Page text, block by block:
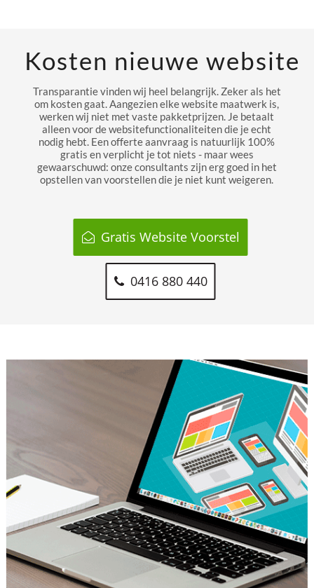
Kosten nieuwe website
Transparantie vinden wij heel belangrijk. Zeker als het
om kosten gaat. Aangezien elke website maatwerk is,
werken wij niet met vaste pakketprijzen. Je betaalt
alleen voor de websitefunctionaliteiten die je echt
nodig hebt. Een offerte aanvraag is natuurlijk 100%
gratis en verplicht je tot niets - maar wees
gewaarschuwd: onze consultants zijn erg goed in het
opstellen van voorstellen die je niet kunt weigeren.
Gratis Website Voorstel
0416 880 440